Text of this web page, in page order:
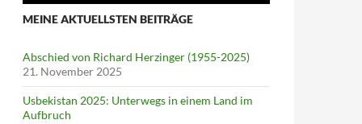
MEINE AKTUELLSTEN BEITRÄGE
Abschied von Richard Herzinger (1955-2025)
21. November 2025
Usbekistan 2025: Unterwegs in einem Land im
Aufbruch